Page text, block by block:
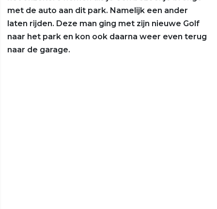
met de auto aan dit park. Namelijk een ander
laten rijden. Deze man ging met zijn nieuwe Golf
naar het park en kon ook daarna weer even terug
naar de garage.